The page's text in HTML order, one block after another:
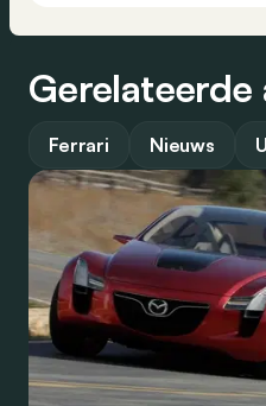
Gerelateerde
Ferrari Nieuws